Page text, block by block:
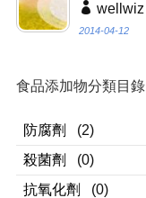
wellwiz
2014-04-12
食品添加物分類目錄
防腐劑
(2)
殺菌劑
(0)
抗氧化劑
(0)